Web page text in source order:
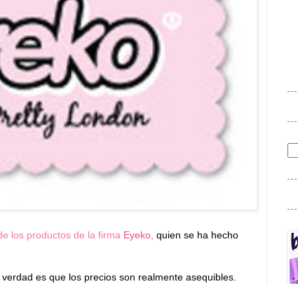
los productos de la firma Eyeko, quien se ha hecho
es que los precios son realmente asequibles.